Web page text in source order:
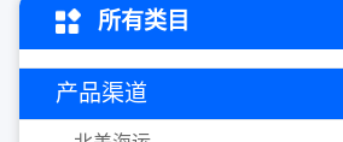
所有类目
产品渠道